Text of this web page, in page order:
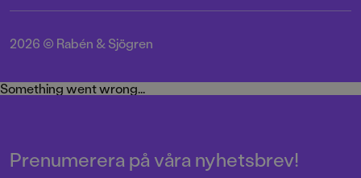
Org.nr: 556045-7748
Integritetspolicy
Cookie Policy
Miljö och hållbarhet
Instagram
Twitter
2026 © Rabén & Sjögren
Something went wrong...
Prenumerera på våra nyhetsbrev!